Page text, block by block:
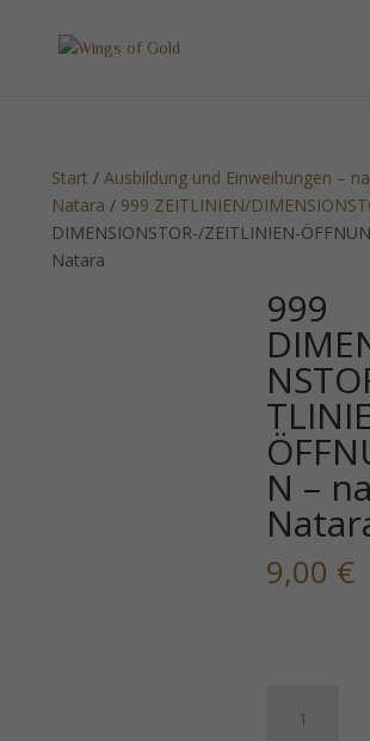
Start /Ausbildung und Einweihungen –
Natara / 999 ZEITLINIEN/
DIMENSIONSTOR-/ZEITLINIEN-
Natara
999
N –
9,00 €